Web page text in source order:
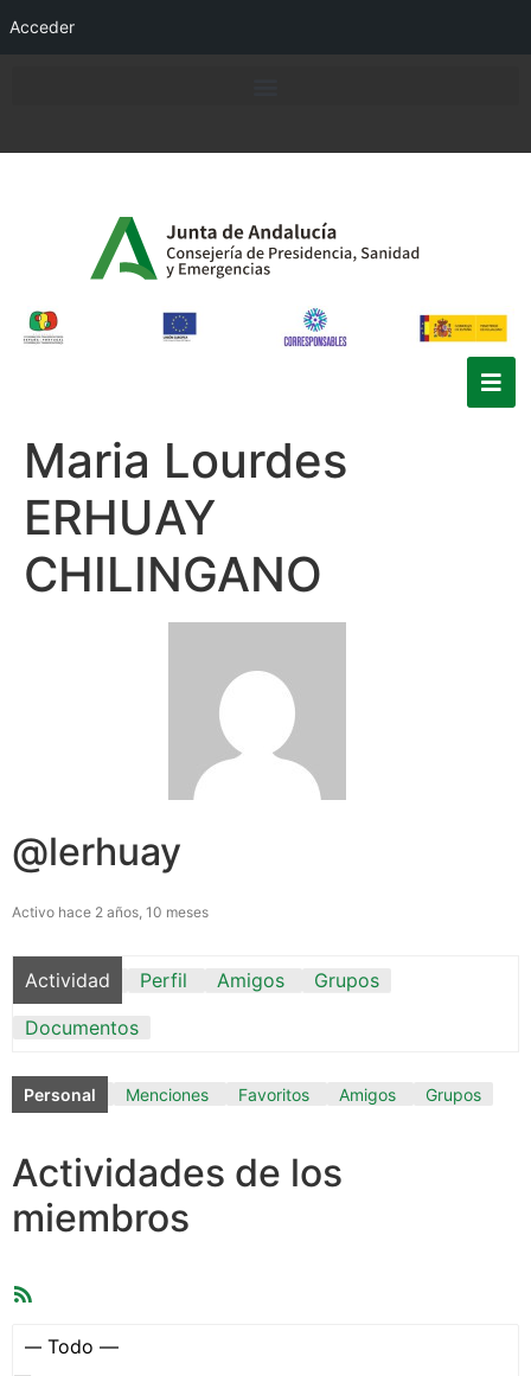
Acceder
Maria Lourdes
ERHUAY
CHILINGANO
@lerhuay
Activo hace 2 años, 10 meses
Actividad Perfil Amigos
Grupos
Documentos
Personal Menciones Favoritos Amigos Grupos
Actividades de los
miembros
Mostrar: